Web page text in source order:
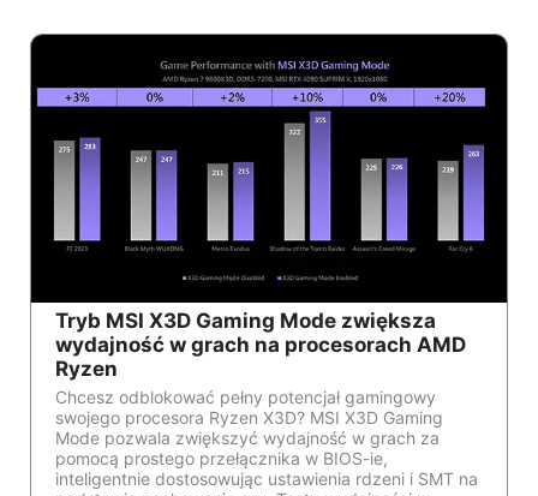
Tryb MSI X3D Gaming Mode zwiększa
wydajność w grach na procesorach AMD
Ryzen
Chcesz odblokować pełny potencjał gamingowy
swojego procesora Ryzen X3D? MSI X3D Gaming
Mode pozwala zwiększyć wydajność w grach za
pomocą prostego przełącznika w BIOS-ie,
inteligentnie dostosowując ustawienia rdzeni i SMT na